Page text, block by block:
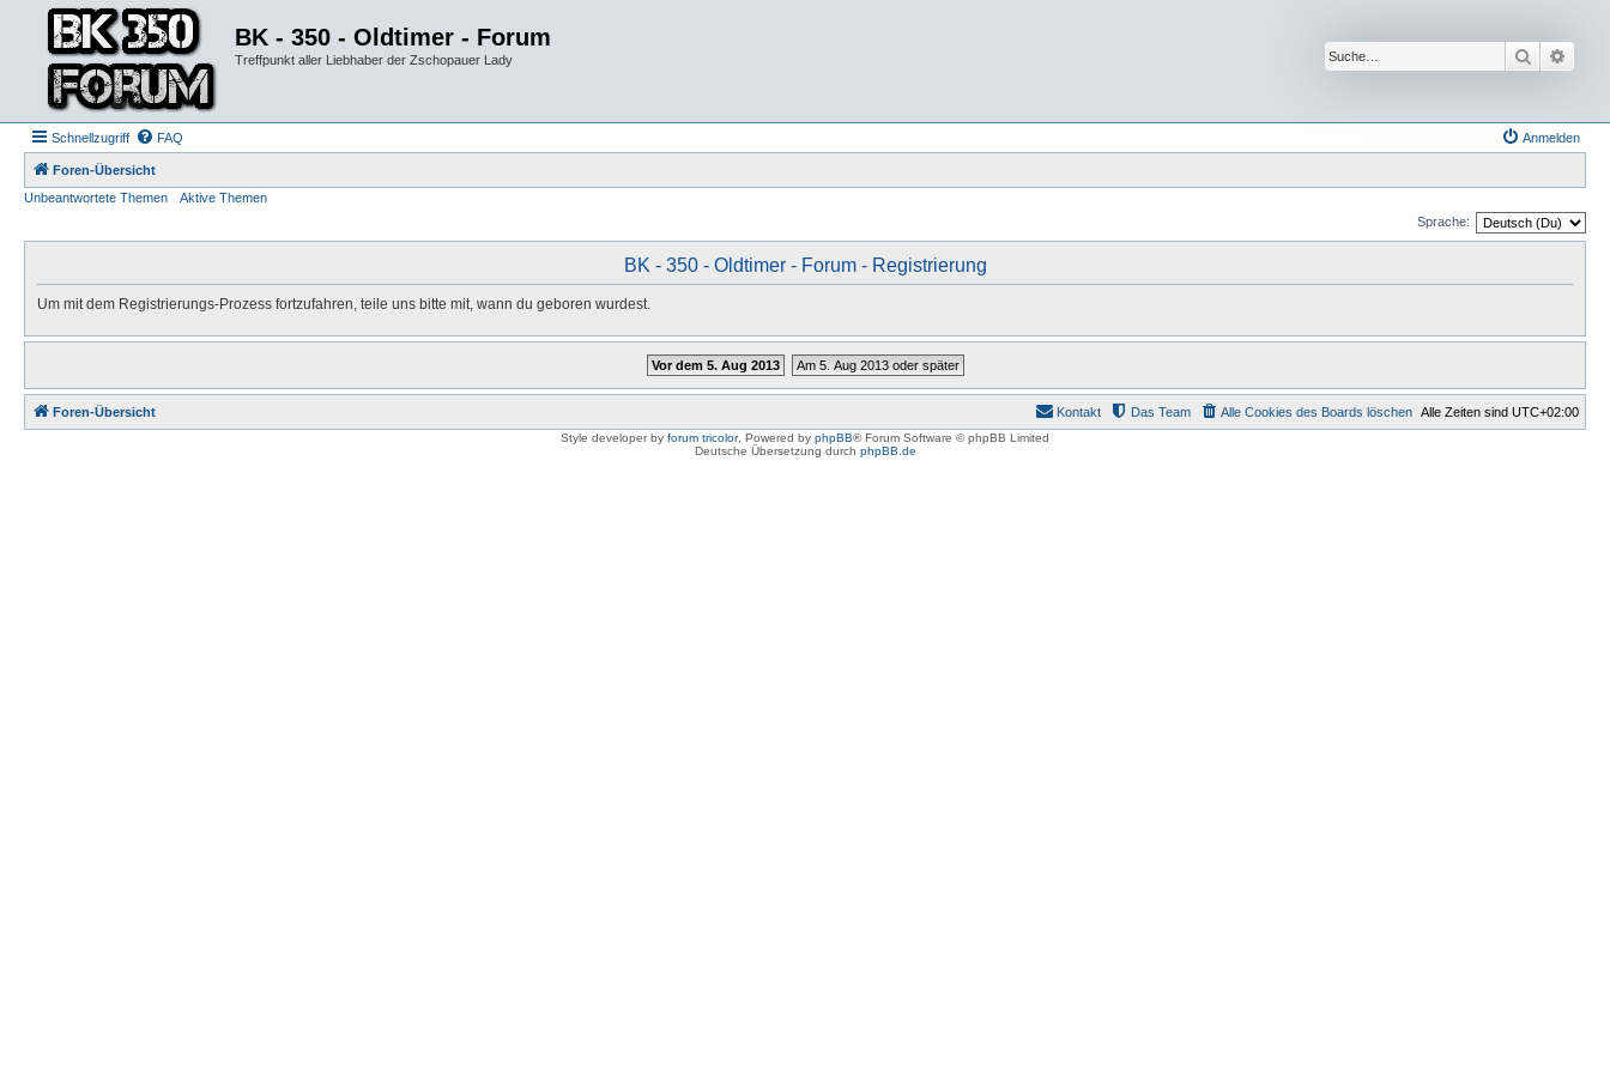
BK - 350 - Oldtimer - Forum
Treffpunkt aller Liebhaber der Zschopauer Lady Suche
Schnellzugriff FAQ Anmelden
Foren-Übersicht
Unbeantwortete Themen
Aktive Themen
Sprache:
BK - 350 - Oldtimer - Forum - Registrierung
Um mit dem Registrierungs-Prozess fortzufahren, teile uns bitte mit, wann du geboren wurdest.
Vor dem 5. Aug 2013 Am 5. Aug 2013 oder später
Foren-Übersicht Alle Zeiten sind UTC+02:00
Alle Cookies des Boards löschen
Das Team
Kontakt
Style developer by forum tricolor, Powered by phpBB® Forum Software © phpBB Limited
Deutsche Übersetzung durch phpBB.de